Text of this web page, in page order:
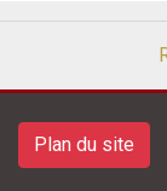
Plan du site